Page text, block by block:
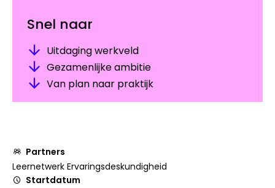
Partners
Leernetwerk Ervaringsdeskundigheid
Startdatum
Snel naar
Uitdaging werkveld
Gezamenlijke ambitie
Van plan naar praktijk